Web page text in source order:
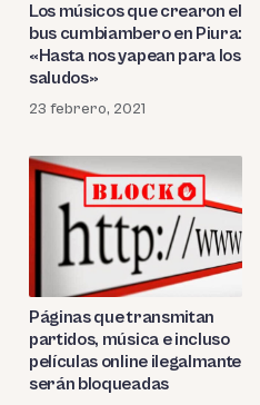
Los músicos que crearon el
bus cumbiambero en Piura:
«Hasta nos yapean para los
saludos»
23 febrero, 2021
Páginas que transmitan
partidos, música e incluso
películas online ilegalmante
serán bloqueadas